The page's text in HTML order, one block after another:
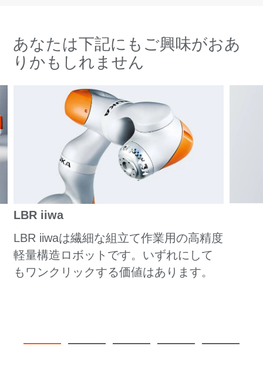
あなたは下記にもご興味がおあ
りかもしれません
LBR iiwa
LBR iiwaは繊細な組立て作業用の高精度
軽量構造ロボットです。いずれにして
もワンクリックする価値はあります。